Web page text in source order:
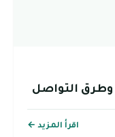
التواصل
اقرأ المزيد ←